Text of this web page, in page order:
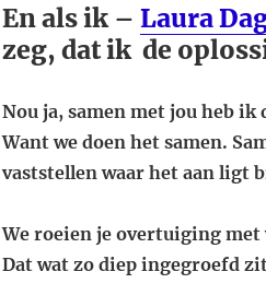
En als ik – Laura
zeg, dat ik de
Nou ja, samen met jou heb
Want we doen het samen.
vaststellen waar het aan ligt
We roeien je overtuiging
Dat wat zo diep ingegroefd